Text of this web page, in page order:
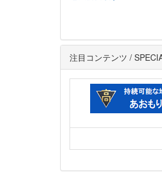
注目コンテンツ /